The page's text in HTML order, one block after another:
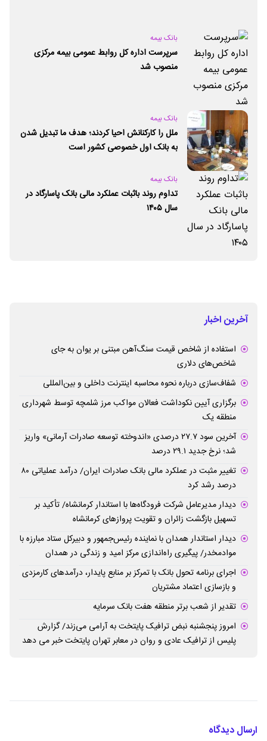
بانک بیمه
سرپرست اداره کل روابط عمومی بیمه مرکزی
منصوب شد
بانک بیمه
ملل را کارکنانش احیا کردند؛ هدف ما تبدیل شدن
به بانک اول خصوصی کشور است
بانک بیمه
تداوم روند باثبات عملکرد مالی بانک پاسارگاد در
سال ۱۴۰۵
آخرین اخبار
استفاده از شاخص قیمت سنگ‌آهن مبتنی بر یوان به جای
شاخص‌های دلاری
شفاف‌سازی درباره نحوه محاسبه اینترنت داخلی و بین‌المللی
برگزاری آیین نکوداشت فعالان مواکب مرز شلمچه توسط شهرداری
منطقه یک
آخرین سود ۲۷.۷ درصدی «اندوخته توسعه صادرات آرمانی» واریز
شد؛ نرخ جدید ۲۹.۱ درصد
تغییر مثبت در عملکرد مالی بانک صادرات ایران/ درآمد عملیاتی ۸۰
درصد رشد کرد
دیدار مدیرعامل شرکت فرودگاه‌ها با استاندار کرمانشاه/ تأکید بر
تسهیل بازگشت زائران و تقویت پروازهای کرمانشاه
دیدار استاندار همدان با نماینده رئیس‌جمهور و دبیرکل ستاد مبارزه با
موادمخدر/ پیگیری راه‌اندازی مرکز امید و زندگی در همدان
اجرای برنامه تحول بانک با تمرکز بر منابع پایدار، درآمدهای کارمزدی
و بازسازی اعتماد مشتریان
تقدیر از شعب برتر منطقه هفت بانک سرمایه
امروز پنجشنبه نبض ترافیک پایتخت به آرامی می‌زند/ گزارش
پلیس از ترافیک عادی و روان در معابر تهران پایتخت خبر می دهد
ارسال دیدگاه